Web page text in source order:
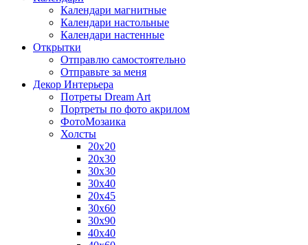
Календари магнитные
Календари настольные
Календари настенные
Открытки
Отправлю самостоятельно
Отправьте за меня
Декор Интерьера
Потреты Dream Art
Портреты по фото акрилом
ФотоМозаика
Холсты
20х20
20х30
30х30
30х40
20х45
30х60
30х90
40х40